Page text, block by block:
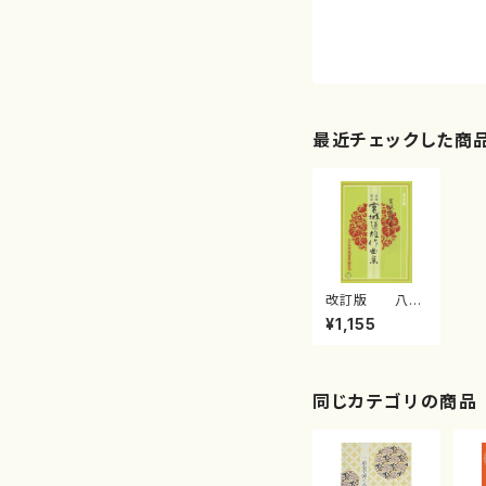
最近チェックした商
改訂版 八千
代獅子編曲
（編曲八千代獅
¥1,155
同じカテゴリの商品